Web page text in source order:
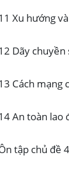
Xu hướng
Dãy
Cách
An toàn
tập chủ đề 4